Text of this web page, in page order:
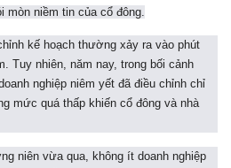
mòn niềm tin của cổ đông.
kế hoạch thường xảy ra vào phút
Tuy nhiên, năm nay, trong bối cảnh
nghiệp niêm yết đã điều chỉnh chỉ
mức quá thấp khiến cổ đông và nhà
niên vừa qua, không ít doanh nghiệp